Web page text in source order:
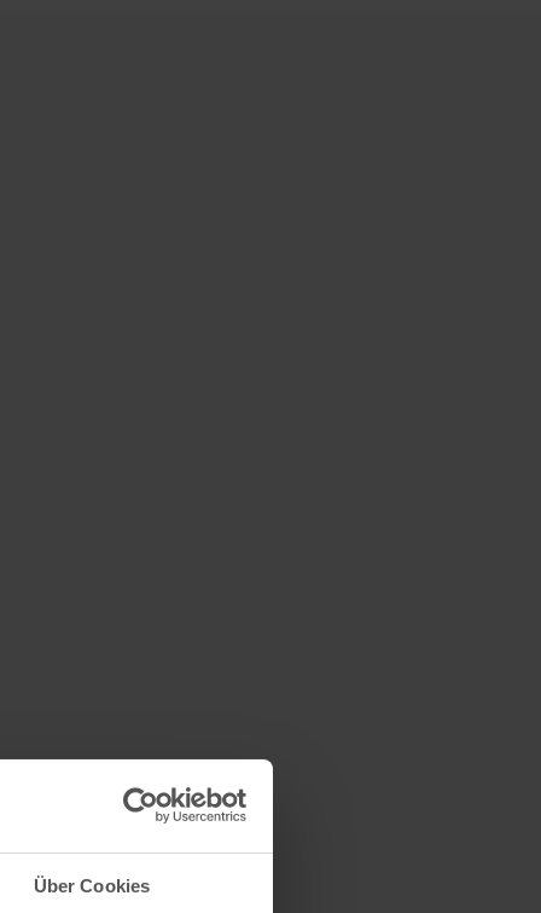
Über Cookies